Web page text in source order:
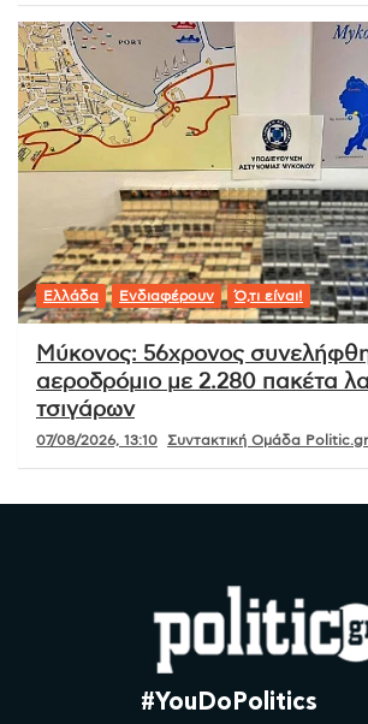
Ελλάδα Ενδιαφέρουν Ό,τι είναι!
Μύκονος: 56χρονος
αεροδρόμιο με 2.280 πακέτα
τσιγάρων
07/08/2026, 13:10 Συντακτική Ομάδα Politic.gr
#YouDoPolitics